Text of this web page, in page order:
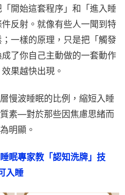
開始這套程序」和「進入睡
反射。就像有些人一聞到特
一樣的原理，只是把「觸發
了你自己主動做的一套動作
果越快出現。
慢波睡眠的比例，縮短入睡
素—對於那些因焦慮思緒而
明顯。
眠專家教「認知洗牌」技
入睡